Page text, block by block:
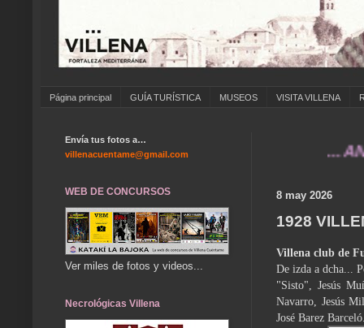
Página principal GUÍA TURÍSTICA MUSEOS VISITA VILLENA
...
8 may 2026
1928
Villena club de
De izda a dcha...
"Sisto", Jesús
Navarro, Jesús
José Barez
Envía tus fotos a…
villenacuentame@gmail.com
WEB DE CONCURSOS
Ver miles de fotos y videos...
Necrológicas Villena